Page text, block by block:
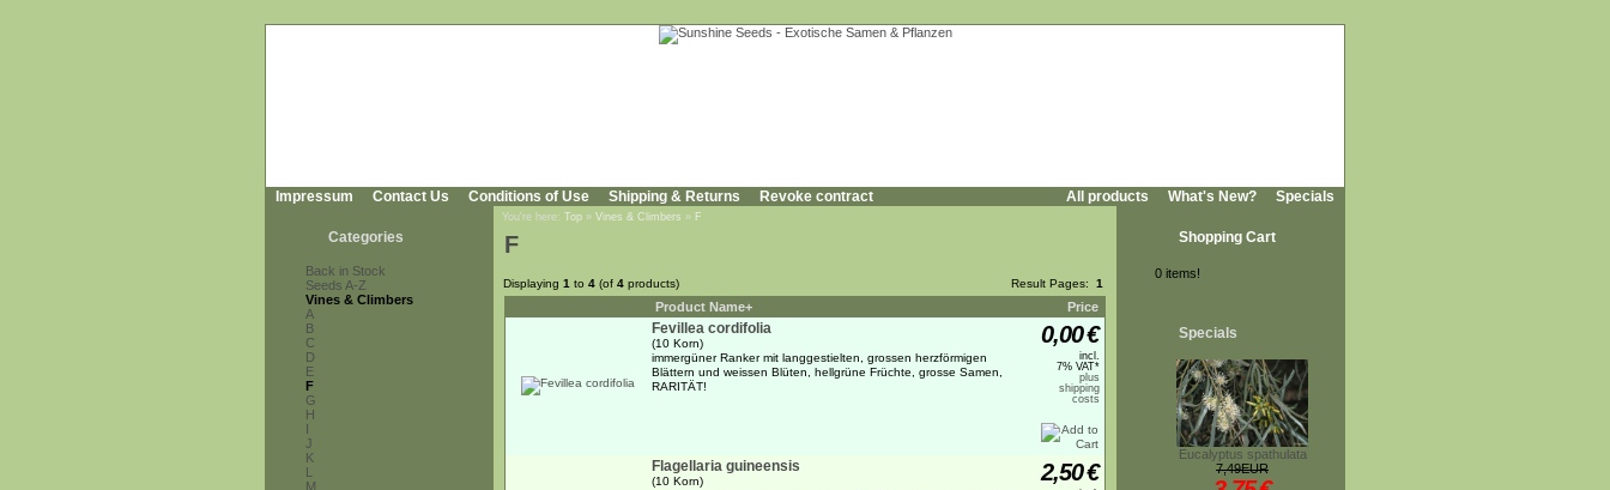
Impressum Contact Us Conditions of Use Shipping & Returns Revoke contract All products What's New? Specials
Categories
Back in Stock
Seeds A-Z
Vines & Climbers
A
B
C
D
E
F
G
H
I
J
K
L
M
You're here: Top » Vines & Climbers » F
F
Displaying 1 to 4 (of 4 products) Result Pages: 1
Product Name+ Price
Fevillea cordifolia
(10 Korn)
immergüner Ranker mit langgestielten, grossen herzförmigen
Blättern und weissen Blüten, hellgrüne Früchte, grosse Samen,
RARITÄT!
0,00€
incl.
7% VAT*
plus
shipping
costs
Flagellaria guineensis
(10 Korn)
2,50€
Shopping Cart
0 items!
Specials
Eucalyptus spathulata
7,49EUR